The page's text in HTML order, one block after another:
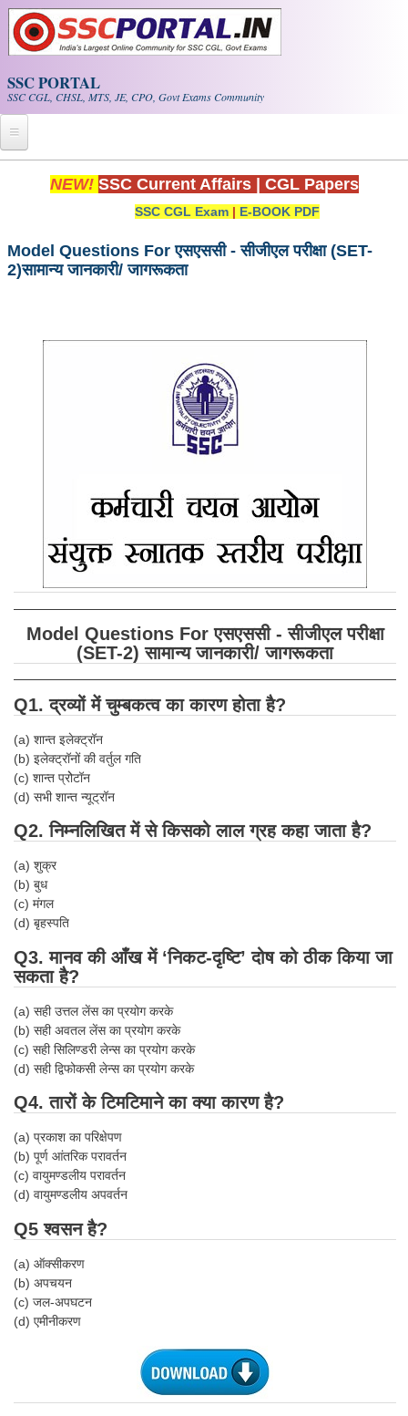
Skip to main content
SSC PORTAL
SSC CGL, CHSL, MTS, JE, CPO, Govt Exams Community
Home
Exam Calendar
SSC CGL Tier-1 PDF NOTES
SSC CGL (Tier-1) हिन्दी PDF Notes
SSC CGL Tier-2 Notes
SSC Junior Engineer Notes
EBOOKS
SSC CGL PDF Ebooks
SSC CGL TIER-1
Tier-1 PAPERS
Tier-1 Syllabus
SSC CGL TIER-2
TIER-2 Syllabus
SSC CGL PAPERS
Study Kit for CGL Tier-1
CGL Trend Analysis
CGL Exam Downloads
SSC CGL FREE EBOOK
CHSL
CHSL Question Papers
CHSL Exam Resources
CHSL Sample Paper
NEW! SSC Current Affairs CGL Papers
SSC CGL Exam | E-BOOK PDF
Model Questions For एसएससी - सीजीएल परीक्षा (SET-
2)सामान्य जानकारी/ जागरूकता
Model Questions For एसएससी - सीजीएल परीक्षा
(SET-2) सामान्य जानकारी/ जागरूकता
Q1. द्रव्यों में चुम्बकत्व का कारण होता है?
(a) शान्त इलेक्ट्रॉन
(b) इलेक्ट्रॉनों की वर्तुल गति
(c) शान्त प्रोेटॉन
(d) सभी शान्त न्यूट्रॉन
Q2. निम्नलिखित में से किसको लाल ग्रह कहा जाता है?
(a) शुक्र
(b) बुध
(c) मंगल
(d) बृहस्पति
Q3. मानव की आँख में ‘निकट-दृष्टि’ दोष को ठीक किया जा
सकता है?
(a) सही उत्तल लेंस का प्रयोग करके
(b) सही अवतल लेंस का प्रयोग करके
(c) सही सिलिण्डरी लेन्स का प्रयोग करके
(d) सही द्विफोकसी लेन्स का प्रयोग करके
Q4. तारों के टिमटिमाने का क्या कारण है?
(a) प्रकाश का परिक्षेपण
(b) पूर्ण आंतरिक परावर्तन
(c) वायुमण्डलीय परावर्तन
(d) वायुमण्डलीय अपवर्तन
Q5 श्वसन है?
(a) ऑक्सीकरण
(b) अपचयन
(c) जल-अपघटन
(d) एमीनीकरण